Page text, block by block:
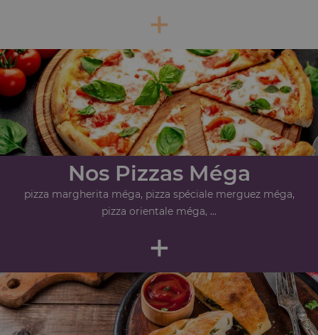
+
Nos Pizzas Méga
pizza margherita méga, pizza spéciale merguez méga,
pizza orientale méga, ...
+